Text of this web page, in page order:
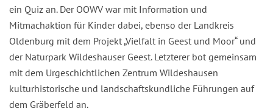
ein Quiz an. Der OOWV war mit Information und
Mitmachaktion für Kinder dabei, ebenso der Landkreis
Oldenburg mit dem Projekt „Vielfalt in Geest und Moor“ und
der Naturpark Wildeshauser Geest. Letzterer bot gemeinsam
mit dem Urgeschichtlichen Zentrum Wildeshausen
kulturhistorische und landschaftskundliche Führungen auf
dem Gräberfeld an.